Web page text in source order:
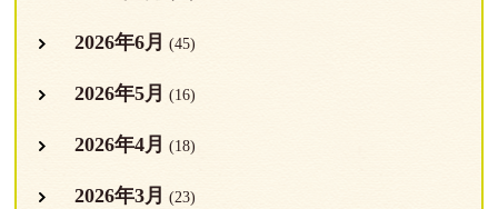
2026年6月 (45)
2026年5月 (16)
2026年4月 (18)
2026年3月 (23)